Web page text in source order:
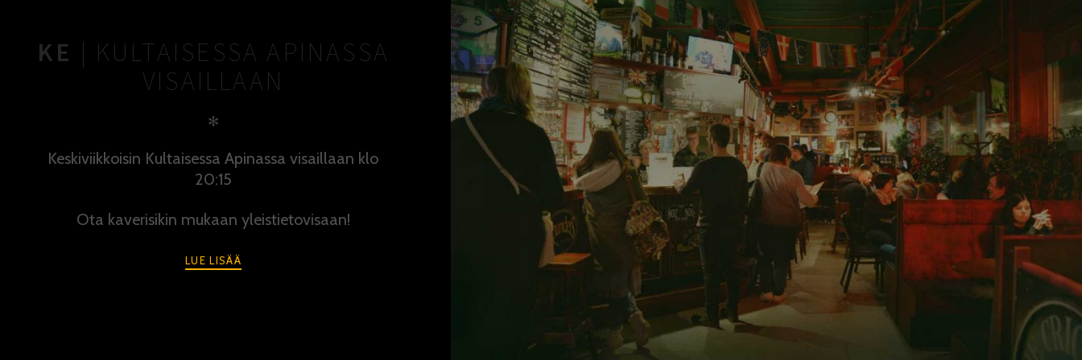
KE
| KULTAISESSA APINASSA
VISAILLAAN
✻
Keskiviikkoisin Kultaisessa Apinassa visaillaan klo
20:15
Ota kaverisikin mukaan yleistietovisaan!
LUE LISÄÄ